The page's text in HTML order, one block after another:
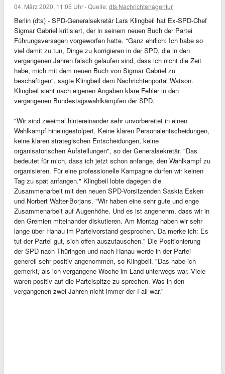
04. März 2020, 11:05 Uhr ·Quelle:dts Nachrichtenagentur
Berlin (dts) - SPD-Generalsekretär Lars Klingbeil hat Ex-SPD-Chef
Sigmar Gabriel kritisiert, der in seinem neuen Buch der Partei
Führungsversagen vorgeworfen hatte. "Ganz ehrlich: Ich habe so
viel damit zu tun, Dinge zu korrigieren in der SPD, die in den
vergangenen Jahren falsch gelaufen sind, dass ich nicht die Zeit
habe, mich mit dem neuen Buch von Sigmar Gabriel zu
beschäftigen", sagte Klingbeil dem Nachrichtenportal Watson.
Klingbeil sieht nach eigenen Angaben klare Fehler in den
vergangenen Bundestagswahlkämpfen der SPD.
"Wir sind zweimal hintereinander sehr unvorbereitet in einen
Wahlkampf hineingestolpert. Keine klaren Personalentscheidungen,
keine klaren strategischen Entscheidungen, keine
organisatorischen Aufstellungen", so der Generalsekretär. "Das
bedeutet für mich, dass ich jetzt schon anfange, den Wahlkampf zu
organisieren. Für eine professionelle Kampagne dürfen wir keinen
Tag zu spät anfangen." Klingbeil lobte dagegen die
Zusammenarbeit mit den neuen SPD-Vorsitzenden Saskia Esken
und Norbert Walter-Borjans. "Wir haben eine sehr gute und enge
Zusammenarbeit auf Augenhöhe. Und es ist angenehm, dass wir in
den Gremien miteinander diskutieren. Am Montag haben wir sehr
lange über Hanau im Parteivorstand gesprochen. Da merke ich: Es
tut der Partei gut, sich offen auszutauschen." Die Positionierung
der SPD nach Thüringen und nach Hanau werde in der Partei
generell sehr positiv angenommen, so Klingbeil. "Das habe ich
gemerkt, als ich vergangene Woche im Land unterwegs war. Viele
waren positiv auf die Parteispitze zu sprechen. Was in den
vergangenen zwei Jahren nicht immer der Fall war."